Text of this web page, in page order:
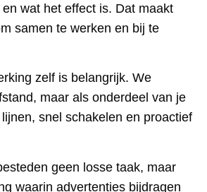
wat het effect is. Dat maakt
samen te werken en bij te
zelf is belangrijk. We
maar als onderdeel van je
snel schakelen en proactief
geen losse taak, maar
waarin advertenties bijdragen